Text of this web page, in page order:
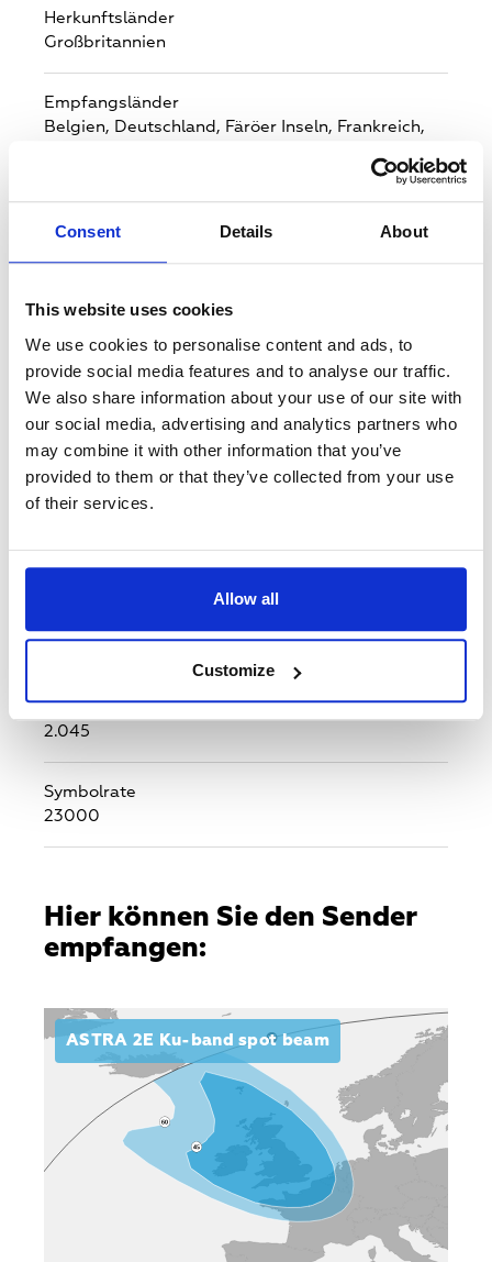
Consent Details About
This website uses cookies
We use cookies to personalise content and ads, to
provide social media features and to analyse our traffic.
We also share information about your use of our site with
our social media, advertising and analytics partners who
may combine it with other information that you’ve
provided to them or that they’ve collected from your use
of their services.
Allow all
Customize
Herkunftsländer
Großbritannien
Empfangsländer
Belgien, Deutschland, Färöer Inseln, Frankreich,
Zielmärkte
Belgien, Deutschland,
Niederlande, Großbritannien
Standard
DVB-S2
Verschlüsselungssystem
None
10773
Transponder
2.045
Symbolrate
23000
Hier können Sie den Sender
empfangen:
ASTRA 2E Ku-band spot beam